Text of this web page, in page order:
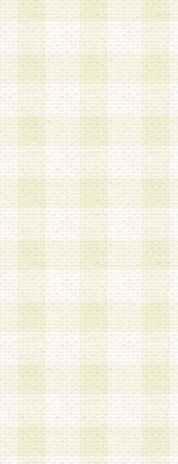
き事由の有無、
のとします。
第5条 会員の登
1.当社は、会員
アドレス等会員
シーポリシー
」
は、当該個人情
す。なお、これ
かじめ会員の同
a.本サービスの
b.本サービスに
c.会員からの電
d.その他これら
2.当社は、会員
会員情報を本人
人を識別できる
社は事前に会員
3.前項の定めに